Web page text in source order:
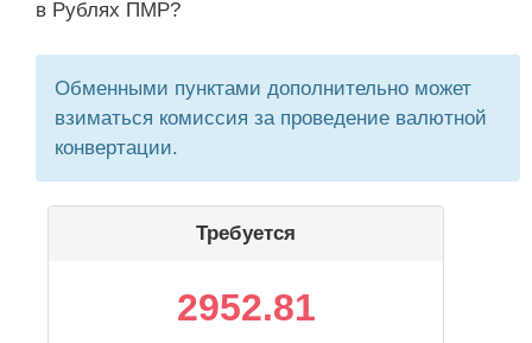
в Рублях ПМР?
Обменными пунктами дополнительно может
взиматься комиссия за проведение валютной
конвертации.
Требуется
2952.81